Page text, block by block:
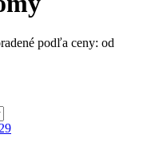
podľa ceny: od